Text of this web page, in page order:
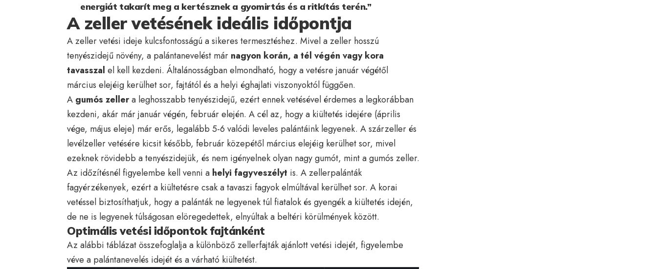
energiát takarít meg a kertésznek a gyomirtás és a ritkítás terén.”
A zeller vetésének ideális időpontja
A zeller vetési ideje kulcsfontosságú a sikeres termesztéshez. Mivel a zeller hosszú
tenyészidejű növény, a palántanevelést már nagyon korán, a tél végén vagy kora
tavasszal el kell kezdeni. Általánosságban elmondható, hogy a vetésre január végétől
március elejéig kerülhet sor, fajtától és a helyi éghajlati viszonyoktól függően.
A gumós zellera leghosszabb tenyészidejű, ezért ennek vetésével érdemes a legkorábban
kezdeni, akár már január végén, február elején. A cél az, hogy a kiültetés idejére (április
vége, május eleje) már erős, legalább 5-6 valódi leveles palántáink legyenek. A szárzeller és
levélzeller vetésére kicsit később, február közepétől március elejéig kerülhet sor, mivel
ezeknek rövidebb a tenyészidejük, és nem igényelnek olyan nagy gumót, mint a gumós zeller.
Az időzítésnél figyelembe kell venni a helyi fagyveszélyt is. A zellerpalánták
fagyérzékenyek, ezért a kiültetésre csak a tavaszi fagyok elmúltával kerülhet sor. A korai
vetéssel biztosíthatjuk, hogy a palánták ne legyenek túl fiatalok és gyengék a kiültetés idején,
de ne is legyenek túlságosan elöregedettek, elnyúltak a beltéri körülmények között.
Optimális vetési időpontok fajtánként
Az alábbi táblázat összefoglalja a különböző zellerfajták ajánlott vetési idejét, figyelembe
véve a palántanevelés idejét és a várható kiültetést.